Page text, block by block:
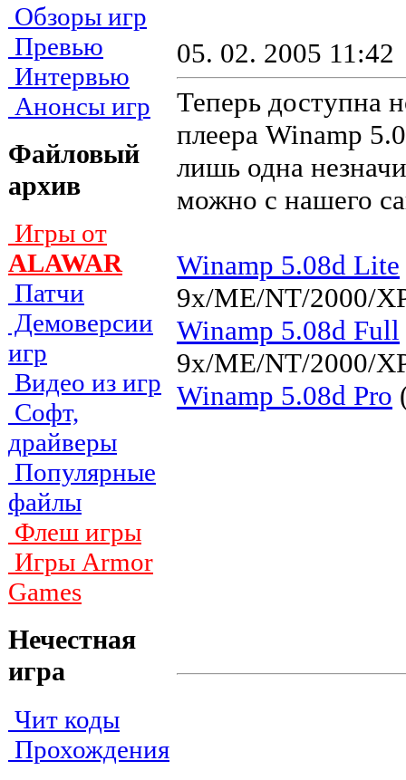
Обзоры игр
Превью
Интервью
Анонсы игр
Файловый
архив
Игры от
ALAWAR
Патчи
Демоверсии
игр
Видео из игр
Софт,
драйверы
Популярные
файлы
Флеш игры
Игры Armor
Games
Нечестная
игра
Чит коды
Прохождения
05. 02. 2005 11:42
Теперь доступна
плеера Winamp
лишь одна
можно с нашего
Winamp 5.08d Lite
9x/ME/NT/2000/
Winamp 5.08d Full
9x/ME/NT/2000/
Winamp 5.08d Pro